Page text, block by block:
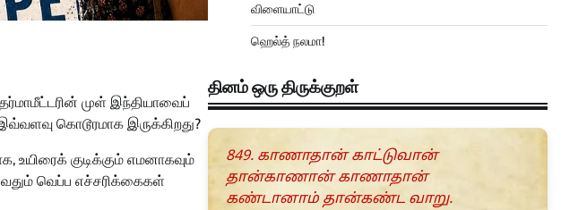
முள் இந்தியாவைப்
கொடூரமாக இருக்கிறது?
குடிக்கும் எமனாகவும்
வெப்ப எச்சரிக்கைகள்
விளையாட்டு
ஹெல்த் நலமா!
தினம் ஒரு திருக்குறள்
849. காணாதான் காட்டுவான்
தான்காணான் காணாதான்
கண்டானாம் தான்கண்ட வாறு.